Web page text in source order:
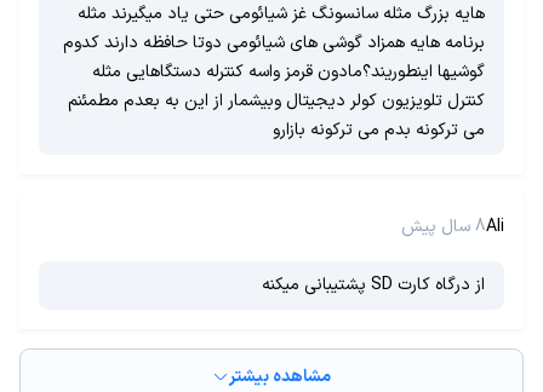
هایه بزرگ مثله سانسونگ غز شیائومی حتی یاد میگیرند مثله
برنامه هایه همزاد گوشی های شیائومی دوتا حافظه دارند کدوم
گوشیها اینطوریند؟مادون قرمز واسه کنترله دستگاهایی مثله
کنترل تلویزیون کولر دیجیتال وبیشمار از این به بعدم مطمئنم
می ترکونه بدم می ترکونه بازارو
Ali8 سال پیش
از درگاه کارت SD پشتیبانی میکنه
مشاهده بیشتر